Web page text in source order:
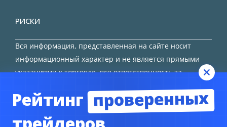
РИСКИ
Вся информация, представленная на сайте носит
информационный характер и не является прямыми
указаниями к торговле, вся ответственность за
Рейтинг проверенных